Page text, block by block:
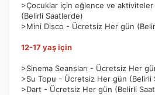
>Çocuklar için eğlence ve
(Belirli Saatlerde)
>Mini Disco - Ücretsiz Her gün
12-17 yaş için
>Sinema Seansları - Ücretsiz Her
>Su Topu - Ücretsiz Her gün (Belirli
>Dart - Ücretsiz Her gün (Belirli